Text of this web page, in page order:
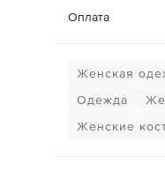
Оплата
Женская
Одежда
Женские